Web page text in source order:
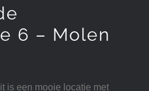
6 – Molen
is een mooie locatie met